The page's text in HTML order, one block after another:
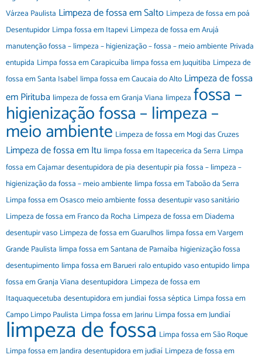
Várzea Paulista Limpeza de fossa em Salto Limpeza de fossa em poá
Desentupidor Limpa fossa em Itapevi Limpeza de fossa em Arujá
manutenção fossa – limpeza – higienização – fossa – meio ambiente Privada
entupida Limpa fossa em Carapicuíba limpa fossa em Juquitiba Limpeza de
fossa em Santa Isabel limpa fossa em Caucaia do Alto Limpeza de fossa
em Pirituba limpeza de fossa em Granja Viana limpeza fossa –
higienização fossa – limpeza –
meio ambiente Limpeza de fossa em Mogi das Cruzes
Limpeza de fossa em Itu limpa fossa em Itapecerica da Serra Limpa
fossa em Cajamardesentupidora de pia desentupir pia fossa – limpeza –
higienização da fossa – meio ambiente limpa fossa em Taboão da Serra
Limpa fossa em Osascomeio ambientefossa desentupir vaso sanitário
Limpeza de fossa em Franco da Rocha Limpeza de fossa em Diadema
desentupir vaso Limpeza de fossa em Guarulhos limpa fossa em Vargem
Grande Paulista limpa fossa em Santana de Parnaíba higienização fossa
desentupimento limpa fossa em Barueri ralo entupidovaso entupido limpa
fossa em Granja Viana desentupidora Limpeza de fossa em
Itaquaquecetuba desentupidora em jundiai fossa séptica Limpa fossa em
Campo Limpo Paulista Limpa fossa em Jarinu Limpa fossa em Jundiaí
limpeza de fossa Limpa fossa em São Roque
Limpa fossa em Jandira desentupidora em judiaí Limpeza de fossa em